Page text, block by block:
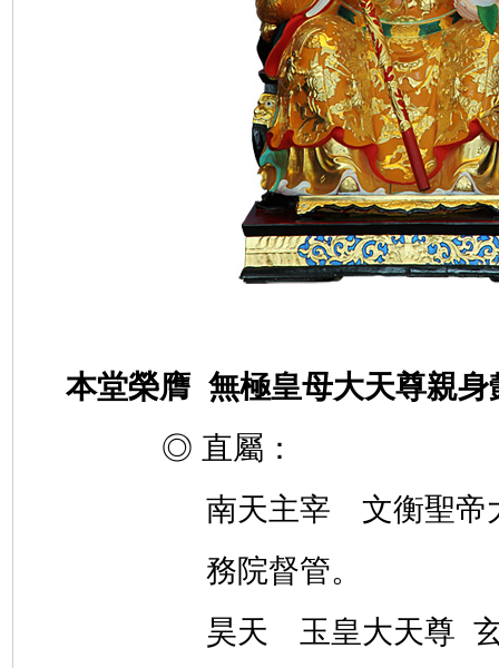
本堂榮膺 無極皇母大天尊親身
◎ 直屬：
南天主宰 文衡聖帝
務院督管。
昊天 玉皇大天尊